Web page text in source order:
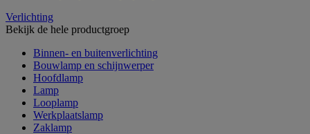
Verlichting
Bekijk de hele productgroep
Binnen- en buitenverlichting
Bouwlamp en schijnwerper
Hoofdlamp
Lamp
Looplamp
Werkplaatslamp
Zaklamp